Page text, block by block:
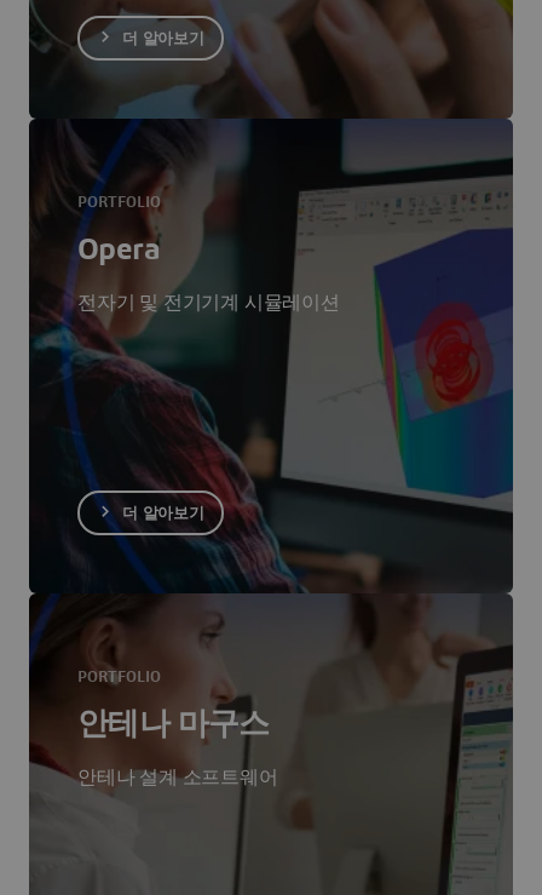
더 알아보기
PORTFOLIO
Opera
전자기 및 전기기계 시뮬레이션
더 알아보기
PORTFOLIO
안테나 마구스
안테나 설계 소프트웨어